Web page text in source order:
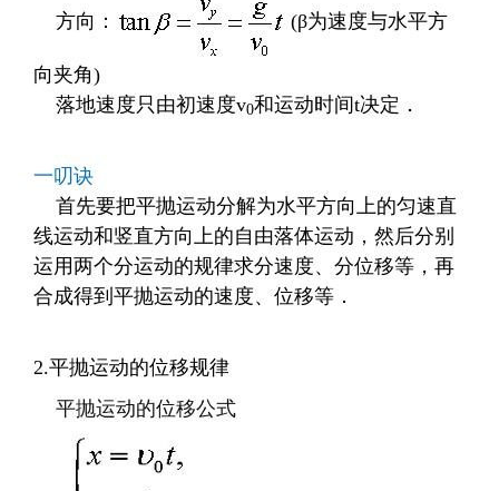
方向： (β为速度与水平方
向夹角)
落地速度只由初速度v0和运动时间t决定．
一叨诀
首先要把平抛运动分解为水平方向上的匀速直
线运动和竖直方向上的自由落体运动，然后分别
运用两个分运动的规律求分速度、分位移等，再
合成得到平抛运动的速度、位移等．
2.平抛运动的位移规律
平抛运动的位移公式